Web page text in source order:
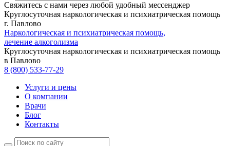
Свяжитесь с нами через любой удобный мессенджер
Круглосуточная наркологическая и психиатрическая помощь
г. Павлово
Наркологическая и психиатрическая помощь,
лечение алкоголизма
Круглосуточная наркологическая и психиатрическая помощь
в Павлово
8 (800) 533-77-29
Услуги и цены
О компании
Врачи
Блог
Контакты